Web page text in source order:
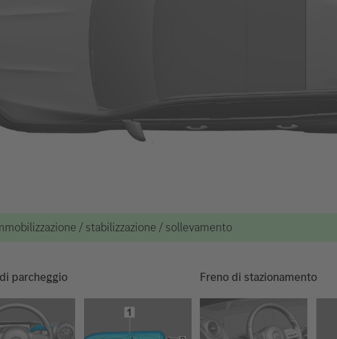
/ stabilizzazione / sollevamento
parcheggio Freno di stazionamento